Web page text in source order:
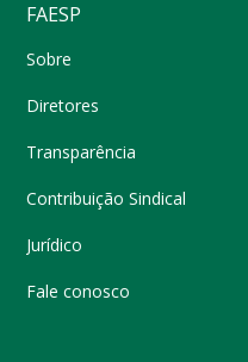
FAESP
Sobre
Diretores
Transparência
Contribuição Sindical
Jurídico
Fale conosco